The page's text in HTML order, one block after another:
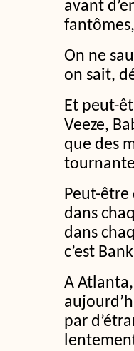
avant
On ne
on sait,
Et peut-
Veeze,
que des
Peut-être
dans
dans
c’est
A
par